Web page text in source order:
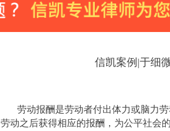
信凯案例|于细
劳动报酬是劳动者付出体力或脑力
劳动之后获得相应的报酬，为公平社会